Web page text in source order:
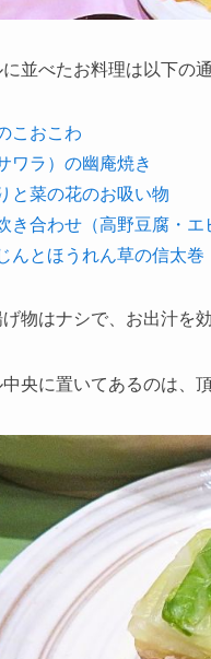
並べたお料理は以下の通
こおこわ
ワラ）の幽庵焼き
と菜の花のお吸い物
き合わせ（高野豆腐・エ
んとほうれん草の信太巻
物はナシで、お出汁を
央に置いてあるのは、